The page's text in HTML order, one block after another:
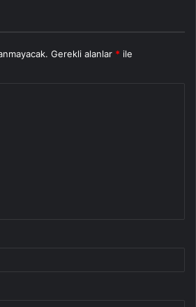
Gerekli alanlar * ile